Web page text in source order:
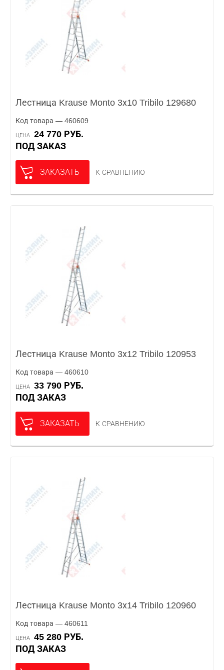
Лестница Krause Monto 3х10 Tribilo 129680
Код товара — 460609
ЦЕНА
24 770 РУБ.
ПОД ЗАКАЗ
ЗАКАЗАТЬ К СРАВНЕНИЮ
Лестница Krause Monto 3х12 Tribilo 120953
Код товара — 460610
ЦЕНА
33 790 РУБ.
ПОД ЗАКАЗ
ЗАКАЗАТЬ К СРАВНЕНИЮ
Лестница Krause Monto 3х14 Tribilo 120960
Код товара — 460611
ЦЕНА
45 280 РУБ.
ПОД ЗАКАЗ